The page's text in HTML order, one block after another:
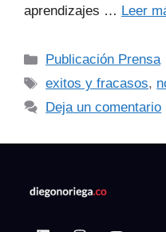
aprendizajes … Leer
Publicación Prensa
exitos y fracasos,
Deja un comentario